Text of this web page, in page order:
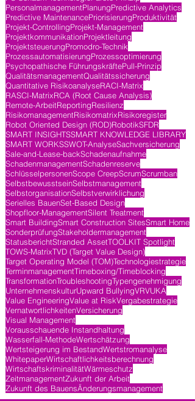
PersonalmanagementPlanungPredictive Analytics
Predictive MaintenancePriorisierungProduktivität
Projekt-ControllingProjekt-Management
ProjektkommunikationProjektleitung
ProjektsteuerungPromodro-Technik
ProzessautomatisierungProzessoptimierung
Psychopathische FührungskräftePull-Prinzip
QualitätsmanagementQualitätssicherung
Quantitative RisikoanalyseRACI-Matrix
RASCI-MatrixRCA (Root Cause Analysis)
Remote-ArbeitReportingResilienz
RisikomanagementRisikomatrixRisikoregister
Robot Oriented Design (ROD)RobotikSFDR
SMART INSIGHTSSMART KNOWLEDGE LIBRARY
SMART WORKSSWOT-AnalyseSachversicherung
Sale-and-Lease-backSchadenaufnahme
SchadenmanagementSchadenreserve
SchlüsselpersonenScope CreepScrumScrumban
SelbstbewusstseinSelbstmanagement
SelbstorganisationSelbstverwirklichung
Serielles BauenSet-Based Design
Shopfloor-ManagementSilent Treatment
Smart BuildingSmart Construction SitesSmart Home
SonderprüfungStakeholdermanagement
StatusberichtStranded AssetTOOLKIT Spotlight
TOWS-MatrixTVD (Target Value Design)
Target Operating Model (TOM)Technologiestrategie
TerminmanagementTimeboxing/Timeblocking
TransformationTroubleshootingTypengenehmigung
UnternehmenskulturUpward BullyingVRVUKA
Value EngineeringValue at RiskVergabestrategie
VernatwortlichkeitenVersicherung
Visual Management
Vorausschauende Instandhaltung
Wasserfall-MethodeWertschätzung
Wertsteigerung im BestandWertstromanalyse
WhitepaperWirtschaftlichkeitsberechnung
WirtschaftskriminalitätWärmeschutz
ZeitmanagementZukunft der Arbeit
Zukunft des BauensÄnderungsmanagement